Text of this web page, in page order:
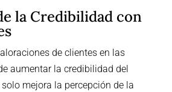
la Credibilidad con
de clientes en las
aumentar la credibilidad del
mejora la percepción de la